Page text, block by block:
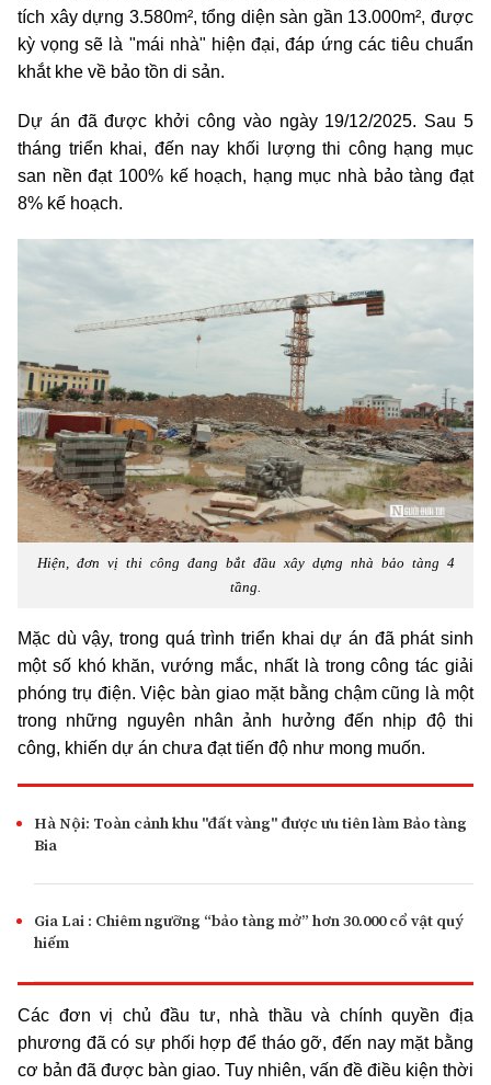
tích xây dựng 3.580m², tổng diện sàn gần 13.000m², được
kỳ vọng sẽ là "mái nhà" hiện đại, đáp ứng các tiêu chuẩn
khắt khe về bảo tồn di sản.
Dự án đã được khởi công vào ngày 19/12/2025. Sau 5
tháng triển khai, đến nay khối lượng thi công hạng mục
san nền đạt 100% kế hoạch, hạng mục nhà bảo tàng đạt
8% kế hoạch.
Hiện, đơn vị thi công đang bắt đầu xây dựng nhà bảo tàng 4
tầng.
Mặc dù vậy, trong quá trình triển khai dự án đã phát sinh
một số khó khăn, vướng mắc, nhất là trong công tác giải
phóng trụ điện. Việc bàn giao mặt bằng chậm cũng là một
trong những nguyên nhân ảnh hưởng đến nhịp độ thi
công, khiến dự án chưa đạt tiến độ như mong muốn.
Hà Nội: Toàn cảnh khu "đất vàng" được ưu tiên làm Bảo tàng
Bia
Gia Lai : Chiêm ngưỡng “bảo tàng mở” hơn 30.000 cổ vật quý
hiếm
Các đơn vị chủ đầu tư, nhà thầu và chính quyền địa
phương đã có sự phối hợp để tháo gỡ, đến nay mặt bằng
cơ bản đã được bàn giao. Tuy nhiên, vấn đề điều kiện thời